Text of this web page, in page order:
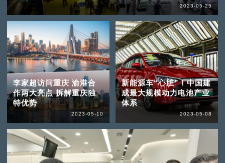
2023-05-25
李家超访问重庆 渝港合
作两大亮点 拆解重庆独
特优势
2023-05-10
新能源车“心脏”！中国建
成最大规模动力电池产业
体系
2023-05-08